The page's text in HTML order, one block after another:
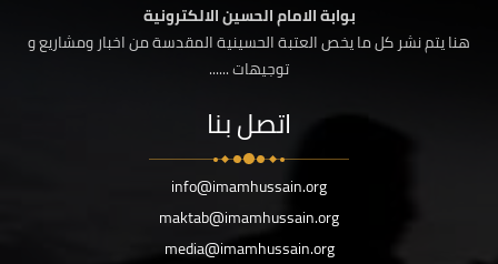
بوابة الامام الحسين الالكترونية
هنا يتم نشر كل ما يخص العتبة الحسينية المقدسة من اخبار ومشاريع و
توجيهات ......
اتصل بنا
info@imamhussain.org
maktab@imamhussain.org
media@imamhussain.org